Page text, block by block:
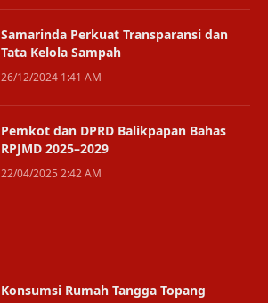
Samarinda Perkuat Transparansi dan
Tata Kelola Sampah
26/12/2024 1:41 AM
Pemkot dan DPRD Balikpapan Bahas
RPJMD 2025–2029
22/04/2025 2:42 AM
Konsumsi Rumah Tangga Topang